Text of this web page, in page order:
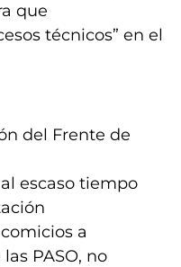
que
técnicos” en el
del Frente de
escaso tiempo
a
PASO, no